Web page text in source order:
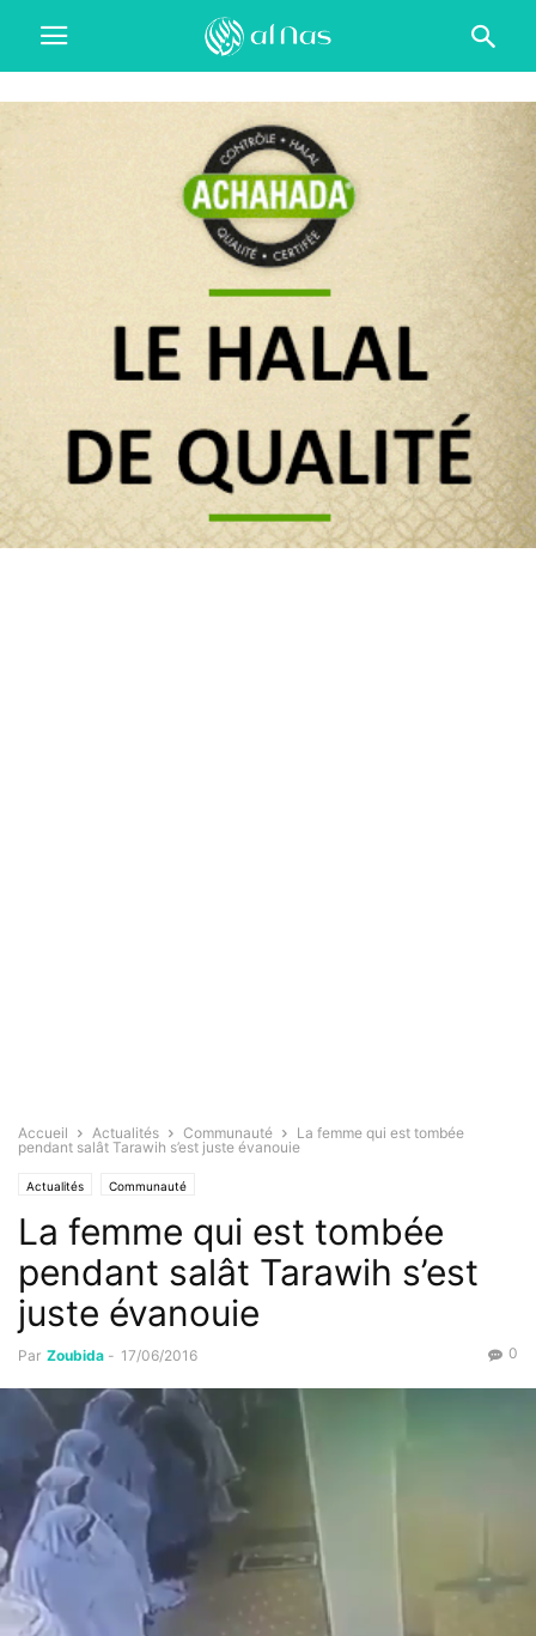
Accueil Actualités Communauté
La femme qui est tombée
pendant salât Tarawih s’est juste évanouie
Actualités Communauté
La femme qui est tombée
pendant salât Tarawih s’est
juste évanouie
Par Zoubida - 17/06/2016 0